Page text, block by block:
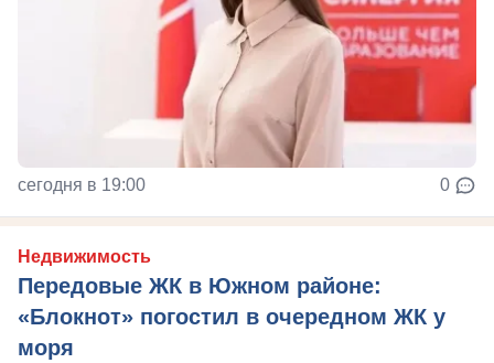
сегодня в 19:00 0
Недвижимость
Передовые ЖК в Южном районе:
«Блокнот» погостил в очередном ЖК у
моря